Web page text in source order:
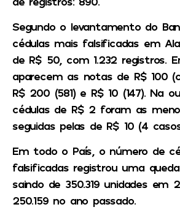
Segundo o levantamento do
cédulas mais falsificadas em
de R$ 50, com 1.232 registros.
aparecem as notas de R$ 100
R$ 200 (581) e R$ 10 (147). Na
cédulas de R$ 2 foram as
seguidas pelas de R$ 10 (4
Em todo o País, o número de
falsificadas registrou uma
saindo de 350.319 unidades em
250.159 no ano passado.